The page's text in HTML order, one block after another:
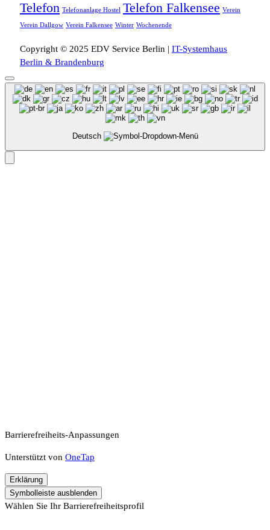
Telefon Telefonanlage Hostel Telefon Falkensee Verein
Verein Dallgow Verein Falkensee Winter Wochenende
Copyright © 2025 EDV Service Berlin | IT-Systemhaus
Berlin & Brandenburg
Deutsch
Barrierefreiheits-Anpassungen
Unterstützt von OneTap
Erklärung
Symbolleiste ausblenden
Wählen Sie Ihr Barrierefreiheitsprofil